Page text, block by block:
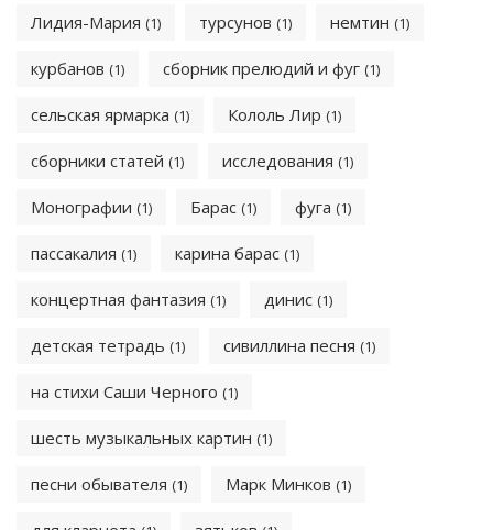
Лидия-Мария (1) турсунов (1) немтин (1)
курбанов (1) сборник прелюдий и фуг (1)
сельская ярмарка (1) Кололь Лир (1)
сборники статей (1) исследования (1)
Монографии (1) Барас (1) фуга (1)
пассакалия (1) карина барас (1)
концертная фантазия (1) динис (1)
детская тетрадь (1) сивиллина песня (1)
на стихи Саши Черного (1)
шесть музыкальных картин (1)
песни обывателя (1) Марк Минков (1)